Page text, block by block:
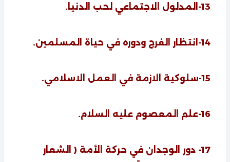
13-المدلول الاجتماعي لحب الدنيا.
14-انتظار الفرج ودوره في حياة المسلمين.
15-سلوكية الازمة في العمل الاسلامي.
16-علم المعصوم عليه السلام.
17- دور الوجدان في حركة الأمة ( الشعار